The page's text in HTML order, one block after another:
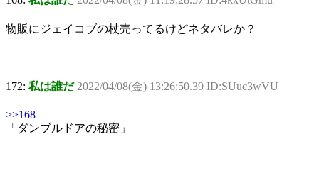
物販にジェイコブの杖売ってるけどネタバレか？
172: 私は誰だ 2022/04/08(金) 13:26:50.39 ID:SUuc3wVU
>>168
「ダンブルドアの秘密」